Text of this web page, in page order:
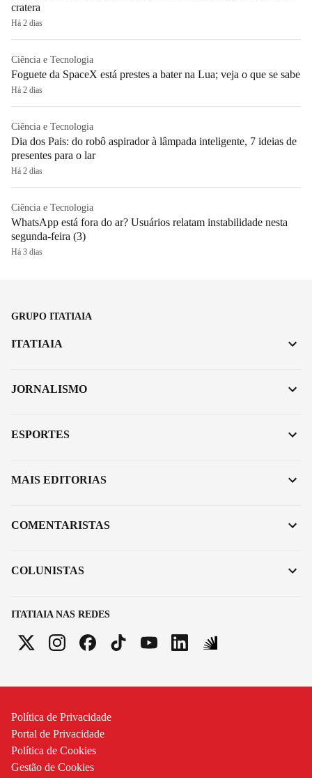
cratera
Há 2 dias
Ciência e Tecnologia
Foguete da SpaceX está prestes a bater na Lua; veja o que se sabe
Há 2 dias
Ciência e Tecnologia
Dia dos Pais: do robô aspirador à lâmpada inteligente, 7 ideias de
presentes para o lar
Há 2 dias
Ciência e Tecnologia
WhatsApp está fora do ar? Usuários relatam instabilidade nesta
segunda-feira (3)
Há 3 dias
GRUPO ITATIAIA
ITATIAIA NAS REDES
ITATIAIA
JORNALISMO
ESPORTES
MAIS EDITORIAS
COMENTARISTAS
COLUNISTAS
Política de Privacidade
Portal de Privacidade
Política de Cookies
Gestão de Cookies